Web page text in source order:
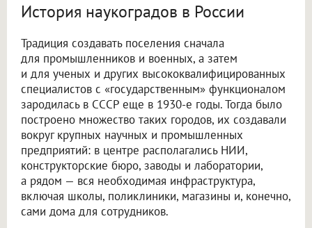
История наукоградов в России
Традиция создавать поселения сначала
для промышленников и военных, а затем
и для ученых и других высококвалифицированных
специалистов с «государственным» функционалом
зародилась в СССР еще в 1930-е годы. Тогда было
построено множество таких городов, их создавали
вокруг крупных научных и промышленных
предприятий: в центре располагались НИИ,
конструкторские бюро, заводы и лаборатории,
а рядом — вся необходимая инфраструктура,
включая школы, поликлиники, магазины и, конечно,
сами дома для сотрудников.